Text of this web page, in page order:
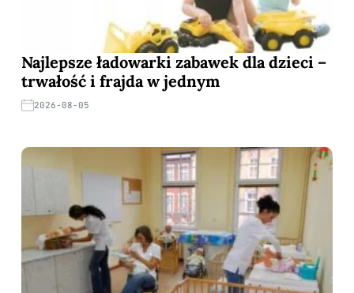
Najlepsze ładowarki zabawek dla dzieci –
trwałość i frajda w jednym
2026-08-05